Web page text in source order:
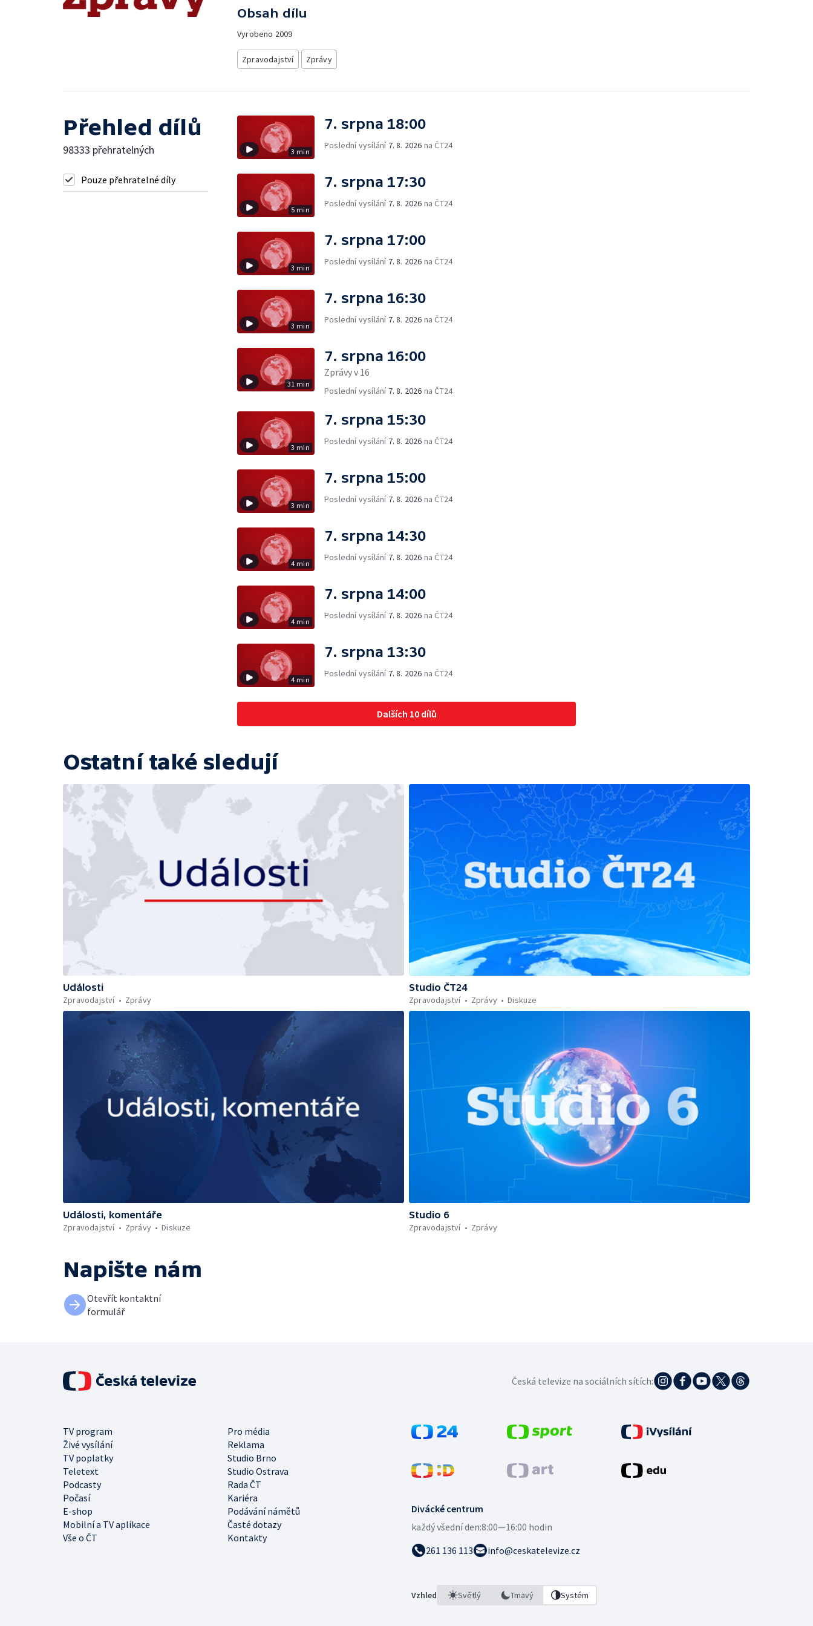
Obsah dílu
Vyrobeno 2009
Zpravodajství Zprávy
Přehled dílů
98333 přehratelných
Pouze přehratelné díly
3 min
7. srpna 18:00
Poslední vysílání 7. 8. 2026 na ČT24
5 min
7. srpna 17:30
Poslední vysílání 7. 8. 2026 na ČT24
3 min
7. srpna 17:00
Poslední vysílání 7. 8. 2026 na ČT24
3 min
7. srpna 16:30
Poslední vysílání 7. 8. 2026 na ČT24
31 min
7. srpna 16:00
Zprávy v 16
Poslední vysílání 7. 8. 2026 na ČT24
3 min
7. srpna 15:30
Poslední vysílání 7. 8. 2026 na ČT24
3 min
7. srpna 15:00
Poslední vysílání 7. 8. 2026 na ČT24
4 min
7. srpna 14:30
Poslední vysílání 7. 8. 2026 na ČT24
4 min
7. srpna 14:00
Poslední vysílání 7. 8. 2026 na ČT24
4 min
7. srpna 13:30
Poslední vysílání 7. 8. 2026 na ČT24
Dalších 10 dílů
Ostatní také sledují
Události
Zpravodajství
Zprávy
Studio ČT24
Zpravodajství
Zprávy Diskuze
Události, komentáře
Zpravodajství
Zprávy Diskuze
Studio 6
Zpravodajství
Zprávy
Napište nám
Otevřít kontaktní
formulář
Divácké centrum
každý všední den:8:00—16:00 hodin
261 136 113
info@ceskatelevize.cz
Vzhled Světlý Tmavý Systém
TV program
Pro média
Živé vysílání
Reklama
TV poplatky
Studio Brno
Teletext
Studio Ostrava
Podcasty
Rada ČT
Počasí
Kariéra
E-shop
Podávání námětů
Mobilní a TV aplikace
Časté dotazy
Vše o ČT
Kontakty
Česká televize na sociálních sítích: